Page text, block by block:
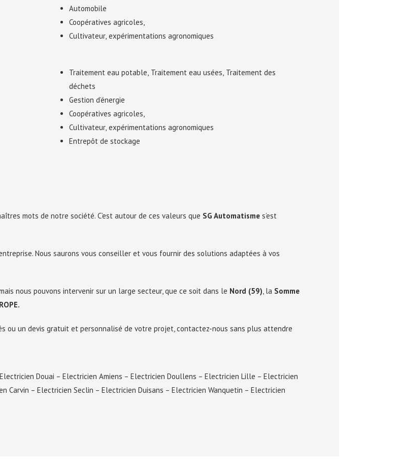
Automobile
Coopératives agricoles,
Cultivateur, expérimentations agronomiques
Traitement eau potable, Traitement eau usées, Traitement des
déchets
Gestion d’énergie
Coopératives agricoles,
Cultivateur, expérimentations agronomiques
Entrepôt de stockage
mots de notre société. C’est autour de ces valeurs que SG Automatisme s’est
Nous saurons vous conseiller et vous fournir des solutions adaptées à vos
nous pouvons intervenir sur un large secteur, que ce soit dans le Nord (59), la Somme
ou un devis gratuit et personnalisé de votre projet, contactez-nous sans plus attendre
Electricien Douai – Electricien Amiens – Electricien Doullens – Electricien Lille – Electricien
Carvin – Electricien Seclin – Electricien Duisans – Electricien Wanquetin – Electricien